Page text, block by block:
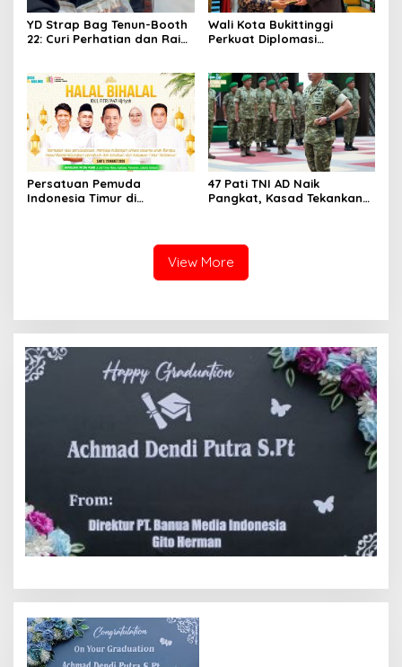
YD Strap Bag Tenun-Booth
22: Curi Perhatian dan Raih
dengan Citra Nan Anggun
Wali Kota Bukittinggi
Perkuat Diplomasi
Sukseskan 100 Tahun Jam
Gadang
Persatuan Pemuda
Indonesia Timur di
47 Pati TNI AD Naik
Pangkat, Kasad Tekankan
View More